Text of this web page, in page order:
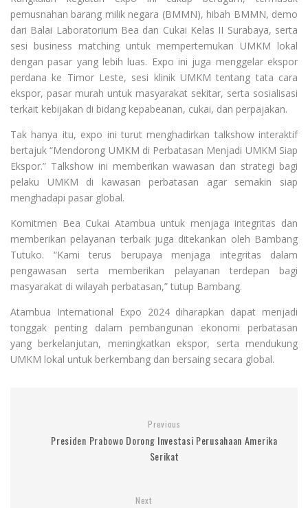
pemusnahan barang milik negara (BMMN), hibah BMMN, demo
dari Balai Laboratorium Bea dan Cukai Kelas II Surabaya, serta
sesi business matching untuk mempertemukan UMKM lokal
dengan pasar yang lebih luas. Expo ini juga menggelar ekspor
perdana ke Timor Leste, sesi klinik UMKM tentang tata cara
ekspor, pasar murah untuk masyarakat sekitar, serta sosialisasi
terkait kebijakan di bidang kepabeanan, cukai, dan perpajakan.
Tak hanya itu, expo ini turut menghadirkan talkshow interaktif
bertajuk “Mendorong UMKM di Perbatasan Menjadi UMKM Siap
Ekspor.” Talkshow ini memberikan wawasan dan strategi bagi
pelaku UMKM di kawasan perbatasan agar semakin siap
menghadapi pasar global.
Komitmen Bea Cukai Atambua untuk menjaga integritas dan
memberikan pelayanan terbaik juga ditekankan oleh Bambang
Tutuko. “Kami terus berupaya menjaga integritas dalam
pengawasan serta memberikan pelayanan terdepan bagi
masyarakat di wilayah perbatasan,” tutup Bambang.
Atambua International Expo 2024 diharapkan dapat menjadi
tonggak penting dalam pembangunan ekonomi perbatasan
yang berkelanjutan, meningkatkan ekspor, serta mendukung
UMKM lokal untuk berkembang dan bersaing secara global.
Previous
Presiden Prabowo Dorong Investasi Perusahaan Amerika
Serikat
Next